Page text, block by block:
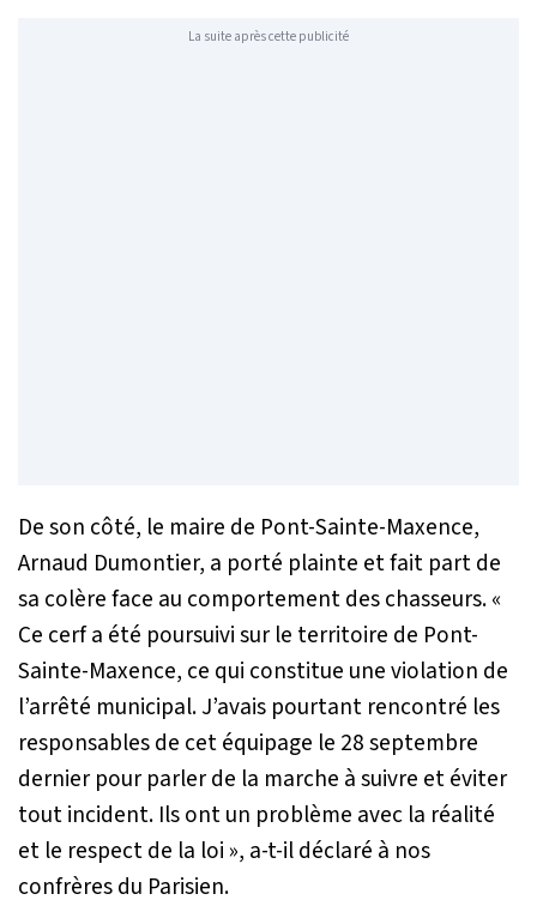
La suite après cette publicité
De son côté, le maire de Pont-Sainte-Maxence,
Arnaud Dumontier, a porté plainte et fait part de
sa colère face au comportement des chasseurs. «
Ce cerf a été poursuivi sur le territoire de Pont-
Sainte-Maxence, ce qui constitue une violation de
l’arrêté municipal. J’avais pourtant rencontré les
responsables de cet équipage le 28 septembre
dernier pour parler de la marche à suivre et éviter
tout incident. Ils ont un problème avec la réalité
et le respect de la loi », a-t-il déclaré à nos
confrères du Parisien.